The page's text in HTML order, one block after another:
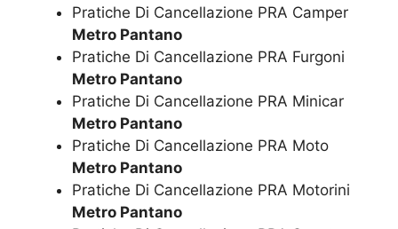
Pratiche Di Cancellazione PRA Camper
Metro Pantano
Pratiche Di Cancellazione PRA Furgoni
Metro Pantano
Pratiche Di Cancellazione PRA Minicar
Metro Pantano
Pratiche Di Cancellazione PRA Moto
Metro Pantano
Pratiche Di Cancellazione PRA Motorini
Metro Pantano